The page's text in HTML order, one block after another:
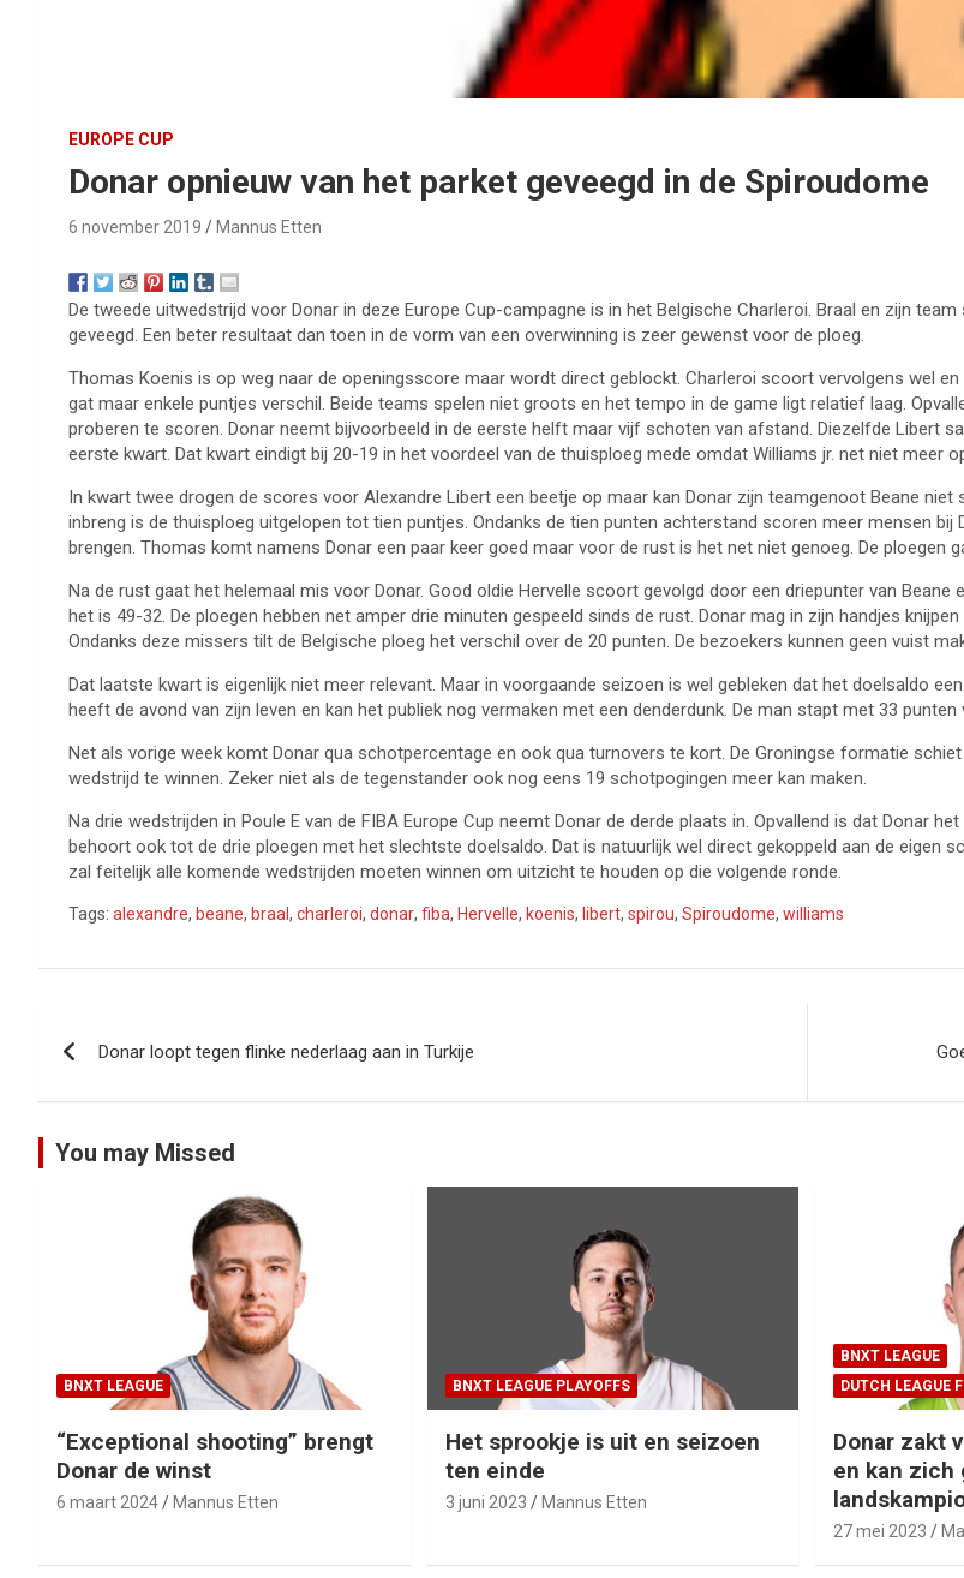
EUROPE CUP
Donar opnieuw van het parket geveegd in de Spiroudome
6 november 2019 Mannus Etten
De tweede uitwedstrijd voor Donar in deze Europe Cup-campagne is in het Belgische Charleroi. Braal en zijn
geveegd. Een beter resultaat dan toen in de vorm van een overwinning is zeer gewenst voor de ploeg.
Thomas Koenis is op weg naar de openingsscore maar wordt direct geblockt. Charleroi scoort vervolgens wel
gat maar enkele puntjes verschil. Beide teams spelen niet groots en het tempo in de game ligt relatief laag.
proberen te scoren. Donar neemt bijvoorbeeld in de eerste helft maar vijf schoten van afstand. Diezelfde Libert
eerste kwart. Dat kwart eindigt bij 20-19 in het voordeel van de thuisploeg mede omdat Williams jr. net niet meer
In kwart twee drogen de scores voor Alexandre Libert een beetje op maar kan Donar zijn teamgenoot Beane
inbreng is de thuisploeg uitgelopen tot tien puntjes. Ondanks de tien punten achterstand scoren meer mensen
brengen. Thomas komt namens Donar een paar keer goed maar voor de rust is het net niet genoeg. De ploegen
Na de rust gaat het helemaal mis voor Donar. Good oldie Hervelle scoort gevolgd door een driepunter van
het is 49-32. De ploegen hebben net amper drie minuten gespeeld sinds de rust. Donar mag in zijn handjes
Ondanks deze missers tilt de Belgische ploeg het verschil over de 20 punten. De bezoekers kunnen geen vuist
Dat laatste kwart is eigenlijk niet meer relevant. Maar in voorgaande seizoen is wel gebleken dat het doelsaldo
heeft de avond van zijn leven en kan het publiek nog vermaken met een denderdunk. De man stapt met 33
Net als vorige week komt Donar qua schotpercentage en ook qua turnovers te kort. De Groningse formatie
wedstrijd te winnen. Zeker niet als de tegenstander ook nog eens 19 schotpogingen meer kan maken.
Na drie wedstrijden in Poule E van de FIBA Europe Cup neemt Donar de derde plaats in. Opvallend is dat Donar
behoort ook tot de drie ploegen met het slechtste doelsaldo. Dat is natuurlijk wel direct gekoppeld aan de eigen
zal feitelijk alle komende wedstrijden moeten winnen om uitzicht te houden op die volgende ronde.
Tags: alexandre, beane, braal , charleroi, donar, fiba, Hervelle, koenis, libert, spirou, Spiroudome, williams
navigatie
Donar loopt tegen flinke nederlaag aan in Turkije
You may Missed
BNXT LEAGUE
“Exceptional shooting” brengt
Donar de winst
6 maart 2024 Mannus Etten
BNXT LEAGUE PLAYOFFS
Het sprookje is uit en seizoen
ten einde
3 juni 2023 Mannus Etten
BNXT LEAGUE
DUTCH LEAGUE
Donar zakt
en kan zich
27 mei 2023